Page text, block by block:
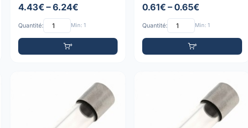
4.43€ – 6.24€
Quantité: Min: 1
0.61€ – 0.65€
Quantité: Min: 1